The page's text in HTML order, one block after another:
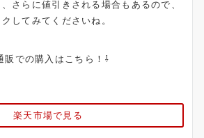
さらに値引きされる場合もあるので、
してみてくださいね。
販での購入はこちら！⇩
楽天市場で見る